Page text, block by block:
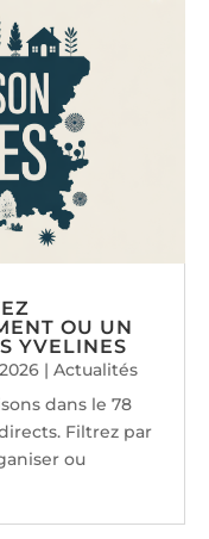
OU UN
YVELINES
|Actualités
dans le 78
Filtrez par
ou